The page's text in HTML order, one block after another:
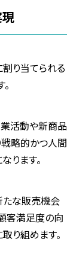
り当てられる
業活動や新商品
戦略的かつ人間
ります。
たな販売機会
客満足度の向
り組めます。